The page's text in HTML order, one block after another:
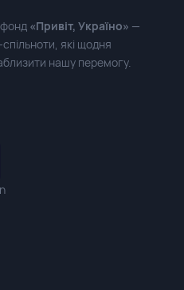
«Привіт, Україно» —
які щодня
нашу перемогу.